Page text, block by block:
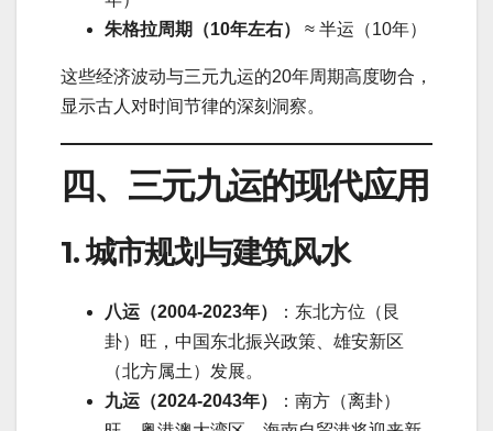
朱格拉周期（10年左右）
≈ 半运（10年）
这些经济波动与三元九运的20年周期高度吻合，
显示古人对时间节律的深刻洞察。
四、三元九运的现代应用
1. 城市规划与建筑风水
八运（2004-2023年）
：东北方位（艮
卦）旺，中国东北振兴政策、雄安新区
（北方属土）发展。
九运（2024-2043年）
：南方（离卦）